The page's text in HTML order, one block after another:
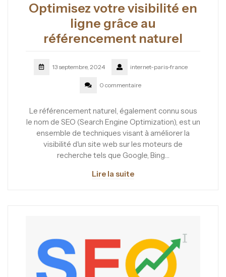
Optimisez votre visibilité en
ligne grâce au
référencement naturel
13 septembre, 2024 internet-paris-france
0 commentaire
Le référencement naturel, également connu sous
le nom de SEO (Search Engine Optimization), est un
ensemble de techniques visant à améliorer la
visibilité d'un site web sur les moteurs de
recherche tels que Google, Bing…
Lire la suite